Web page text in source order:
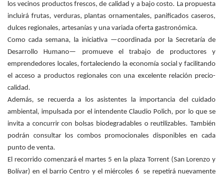
los vecinos productos frescos, de calidad y a bajo costo. La propuesta
incluirá frutas, verduras, plantas ornamentales, panificados caseros,
dulces regionales, artesanías y una variada oferta gastronómica.
Como cada semana, la iniciativa —coordinada por la Secretaría de
Desarrollo Humano— promueve el trabajo de productores y
emprendedores locales, fortaleciendo la economía social y facilitando
el acceso a productos regionales con una excelente relación precio-
calidad.
Además, se recuerda a los asistentes la importancia del cuidado
ambiental, impulsada por el intendente Claudio Polich, por lo que se
invita a concurrir con bolsas biodegradables o reutilizables. También
podrán consultar los combos promocionales disponibles en cada
punto de venta.
El recorrido comenzará el martes 5 en la plaza Torrent (San Lorenzo y
Bolívar) en el barrio Centro y el miércoles 6 se repetirá nuevamente